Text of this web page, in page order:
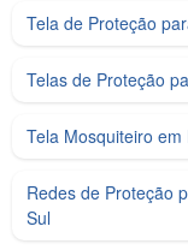
Tela de Proteção
Telas de Proteção
Tela Mosquiteiro
Redes de Proteção
Sul